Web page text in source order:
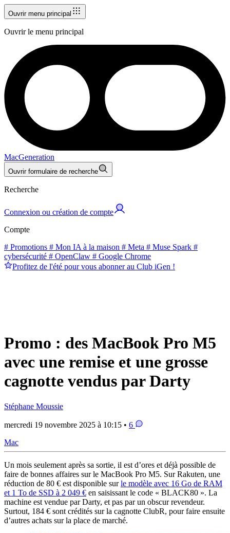
Ouvrir menu principal
Ouvrir le menu principal
MacGeneration
Ouvrir formulaire de recherche
Recherche
Connexion ou création de compte
Compte
# Promotions # Mon IA à la maison # Meta # Muse Spark #
cybersécurité # OpenClaw # Google Chrome
Profitez de l'été pour vous abonner au Club iGen !
Promo : des MacBook Pro M5
avec une remise et une grosse
cagnotte vendus par Darty
Stéphane Moussie
mercredi 19 novembre 2025 à 10:15 • 6
Mac
Un mois seulement après sa sortie, il est d’ores et déjà possible de
faire de bonnes affaires sur le MacBook Pro M5. Sur Rakuten, une
réduction de 80 € est disponible surle modèle avec 16 Go de RAM
et 1 To de SSD à 2 049 € en saisissant le code « BLACK80 ». La
machine est vendue par Darty, et pas par un obscur revendeur.
Surtout, 184 € sont crédités sur la cagnotte ClubR, pour faire ensuite
d’autres achats sur la place de marché.